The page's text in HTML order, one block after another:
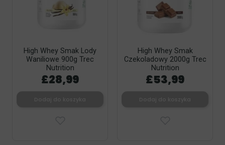
High Whey Smak Lody
Waniliowe 900g Trec
Nutrition
£28,99
High Whey Smak
Czekoladowy 2000g Trec
Nutrition
£53,99